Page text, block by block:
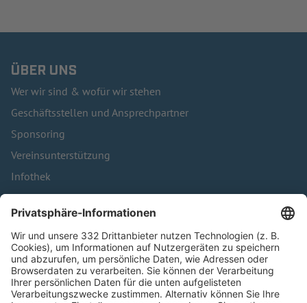
ÜBER UNS
Wer wir sind & wofür wir stehen
Geschäftsstellen und Ansprechpartner
Sponsoring
Vereinsunterstützung
Infothek
Kontakt
HÄUFIG BESUCHTE SEITEN
Pässe und Vereinswechsel
Trainerausbildung